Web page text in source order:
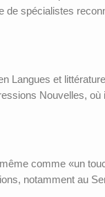
de spécialistes
Langues et
Nouvelles,
comme «un
notamment au